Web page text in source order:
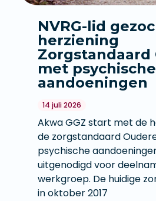
NVRG-lid
herziening
Zorgstandaard
met psychische
aandoeningen
14 juli 2026
Akwa GGZ start met de
de zorgstandaard
psychische
uitgenodigd voor
werkgroep. De huidige
in oktober 2017